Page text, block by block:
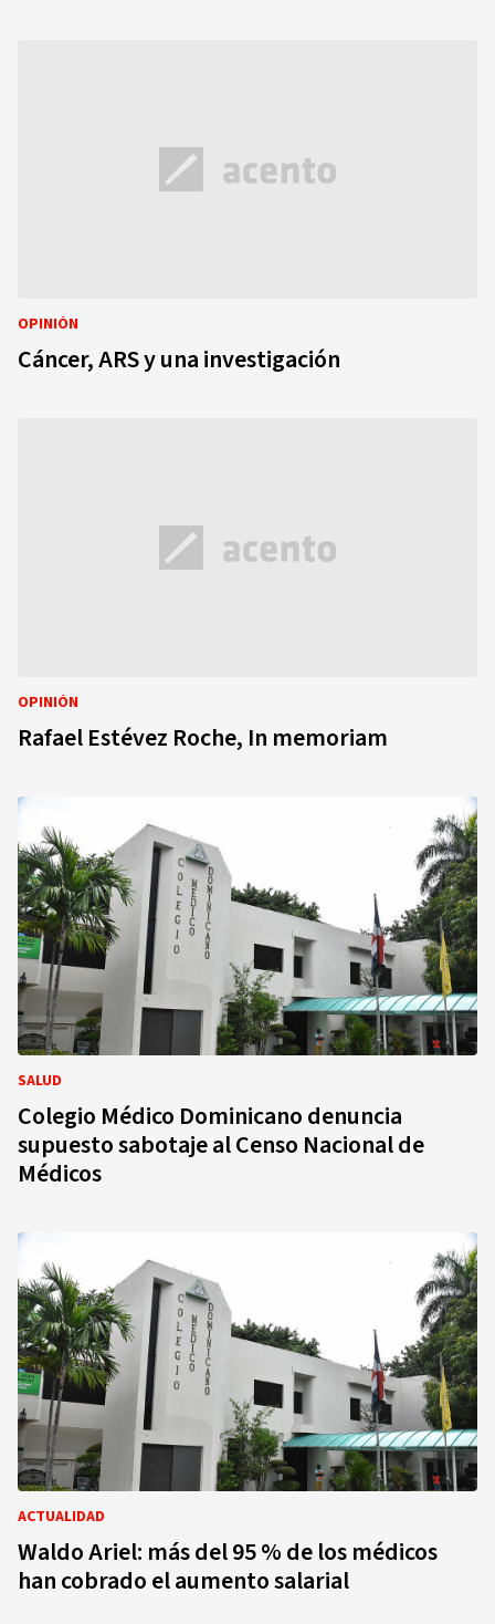
OPINIÓN
Cáncer, ARS y una investigación
OPINIÓN
Rafael Estévez Roche, In memoriam
SALUD
Colegio Médico Dominicano denuncia
supuesto sabotaje al Censo Nacional de
Médicos
ACTUALIDAD
Waldo Ariel: más del 95 % de los médicos
han cobrado el aumento salarial